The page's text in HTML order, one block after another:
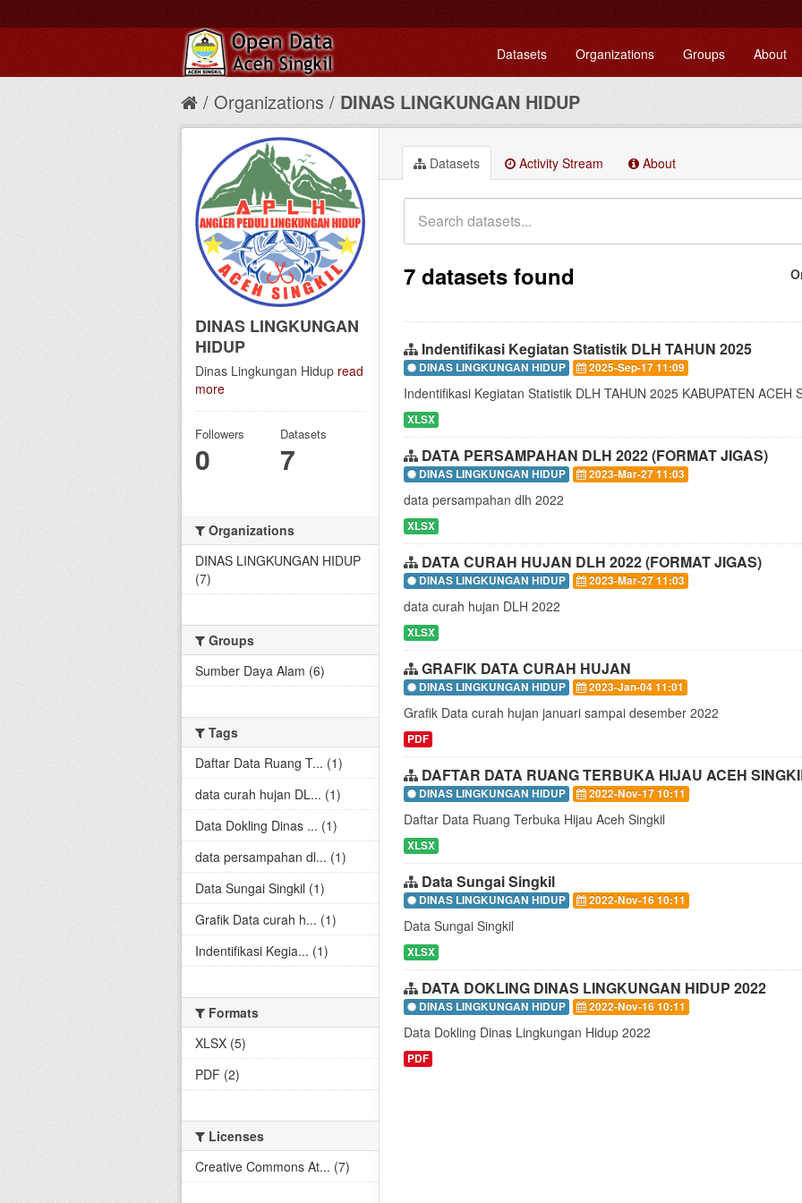
Datasets Organizations Groups About
Organizations DINAS LINGKUNGAN HIDUP
Datasets Activity Stream About
7 datasets found
Indentifikasi Kegiatan Statistik DLH TAHUN 2025
DINAS LINGKUNGAN HIDUP 2025-Sep-17 11:09
Indentifikasi Kegiatan Statistik DLH TAHUN 2025 KABUPATEN ACEH
XLSX
DATA PERSAMPAHAN DLH 2022 (FORMAT JIGAS)
DINAS LINGKUNGAN HIDUP 2023-Mar-27 11:03
data persampahan dlh 2022
XLSX
DATA CURAH HUJAN DLH 2022 (FORMAT JIGAS)
DINAS LINGKUNGAN HIDUP 2023-Mar-27 11:03
data curah hujan DLH 2022
XLSX
GRAFIK DATA CURAH HUJAN
DINAS LINGKUNGAN HIDUP 2023-Jan-04 11:01
Grafik Data curah hujan januari sampai desember 2022
PDF
DAFTAR DATA RUANG TERBUKA HIJAU ACEH
DINAS LINGKUNGAN HIDUP 2022-Nov-17 10:11
Daftar Data Ruang Terbuka Hijau Aceh Singkil
XLSX
Data Sungai Singkil
DINAS LINGKUNGAN HIDUP 2022-Nov-16 10:11
Data Sungai Singkil
XLSX
DATA DOKLING DINAS LINGKUNGAN HIDUP 2022
DINAS LINGKUNGAN HIDUP 2022-Nov-16 10:11
Data Dokling Dinas Lingkungan Hidup 2022
PDF
DINAS LINGKUNGAN
HIDUP
Dinas Lingkungan Hidup read
more
Followers
0
Datasets
7
Organizations
DINAS LINGKUNGAN HIDUP
(7)
Groups
Sumber Daya Alam (6)
Tags
Daftar Data Ruang T... (1)
data curah hujan DL... (1)
Data Dokling Dinas ... (1)
data persampahan dl... (1)
Data Sungai Singkil (1)
Grafik Data curah h... (1)
Indentifikasi Kegia... (1)
Formats
XLSX (5)
PDF (2)
Licenses
Creative Commons At... (7)